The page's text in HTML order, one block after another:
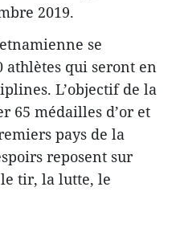
2019.
se
athlètes qui seront en
L’objectif de la
65 médailles d’or et
pays de la
reposent sur
tir, la lutte, le